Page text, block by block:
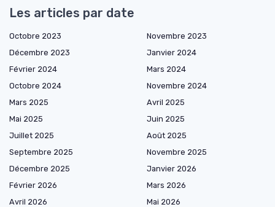
Les articles par date
Octobre 2023
Novembre 2023
Décembre 2023
Janvier 2024
Février 2024
Mars 2024
Octobre 2024
Novembre 2024
Mars 2025
Avril 2025
Mai 2025
Juin 2025
Juillet 2025
Août 2025
Septembre 2025
Novembre 2025
Décembre 2025
Janvier 2026
Février 2026
Mars 2026
Avril 2026
Mai 2026